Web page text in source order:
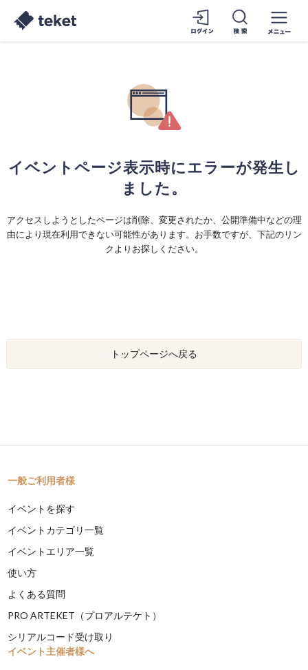
イベントページ表示時にエラーが発生し
ました。
アクセスしようとしたページは削除、変更されたか、公開準備中などの理
由により現在利用できない可能性があります。お手数ですが、下記のリン
クよりお探しください。
トップページへ戻る
一般ご利用者様
イベントを探す
イベントカテゴリ一覧
イベントエリア一覧
使い方
よくある質問
PRO ARTEKET（プロアルテケト）
シリアルコード受け取り
イベント主催者様へ